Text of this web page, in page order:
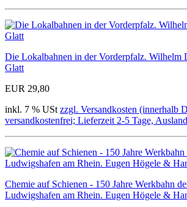
Die Lokalbahnen in der Vorderpfalz. Wilhelm
Glatt
EUR 29,80
inkl. 7 % USt zzgl. Versandkosten (innerhalb
versandkostenfrei; Lieferzeit 2-5 Tage,
Chemie auf Schienen - 150 Jahre Werkbahn
Ludwigshafen am Rhein. Eugen Högele &